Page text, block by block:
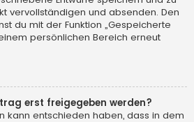
vervollständigen und absenden. Den
du mit der Funktion „Gespeicherte
persönlichen Bereich erneut
erst freigegeben werden?
kann entschieden haben, dass in dem